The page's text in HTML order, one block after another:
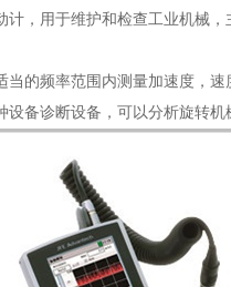
计，用于维护和检查工业机械，
当的频率范围内测量加速度，速
设备诊断设备，可以分析旋转